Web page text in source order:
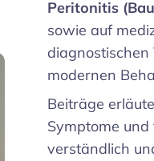
Peritonitis
sowie auf
modernen
Beiträge
Symptome
verständlich